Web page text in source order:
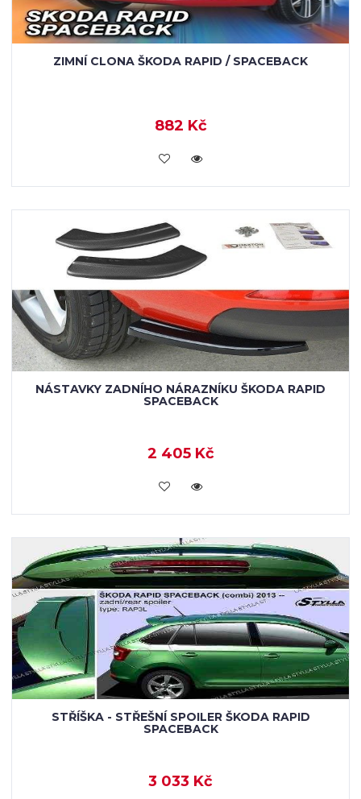
ZIMNÍ CLONA ŠKODA RAPID / SPACEBACK
882 Kč
KOUPIT
NÁSTAVKY ZADNÍHO NÁRAZNÍKU ŠKODA RAPID
SPACEBACK
2 405 Kč
KOUPIT
STŘÍŠKA - STŘEŠNÍ SPOILER ŠKODA RAPID
SPACEBACK
3 033 Kč